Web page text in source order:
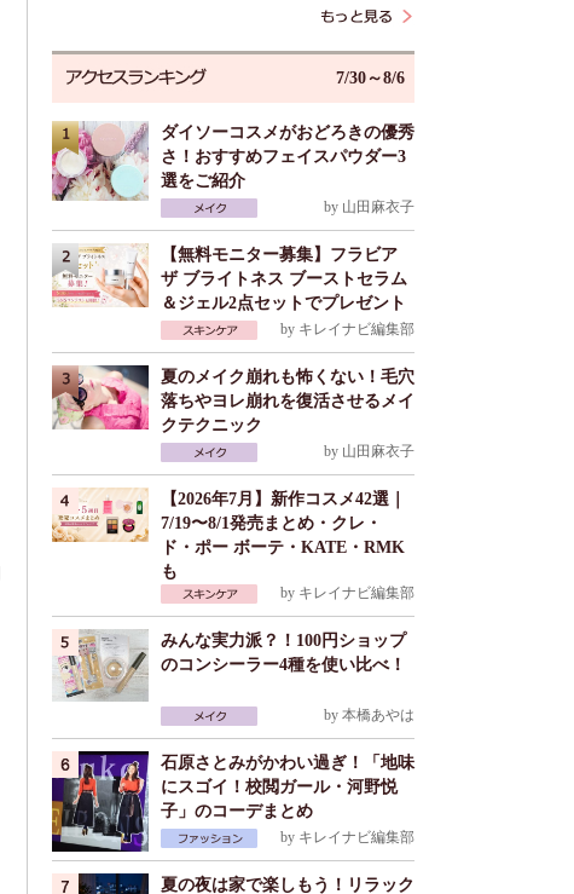
7/30～8/6
ダイソーコスメがおどろきの優秀
さ！おすすめフェイスパウダー3
選をご紹介
by 山田麻衣子
【無料モニター募集】フラビア
ザ ブライトネス ブーストセラム
＆ジェル2点セットでプレゼント
by キレイナビ編集部
夏のメイク崩れも怖くない！毛穴
落ちやヨレ崩れを復活させるメイ
クテクニック
by 山田麻衣子
【2026年7月】新作コスメ42選｜
7/19〜8/1発売まとめ・クレ・
ド・ポー ボーテ・KATE・RMK
も
by キレイナビ編集部
みんな実力派？！100円ショップ
のコンシーラー4種を使い比べ！
by 本橋あやは
石原さとみがかわい過ぎ！「地味
にスゴイ！校閲ガール・河野悦
子」のコーデまとめ
by キレイナビ編集部
夏の夜は家で楽しもう！リラック